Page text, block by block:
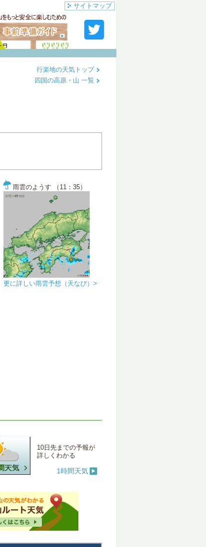
サイトマップ
行楽地の天気トップ
四国の高原・山 一覧
雨雲のようす （11：35）
更に詳しい雨雲予想（天なび）>
10日先までの予報が
詳しくわかる
1時間天気